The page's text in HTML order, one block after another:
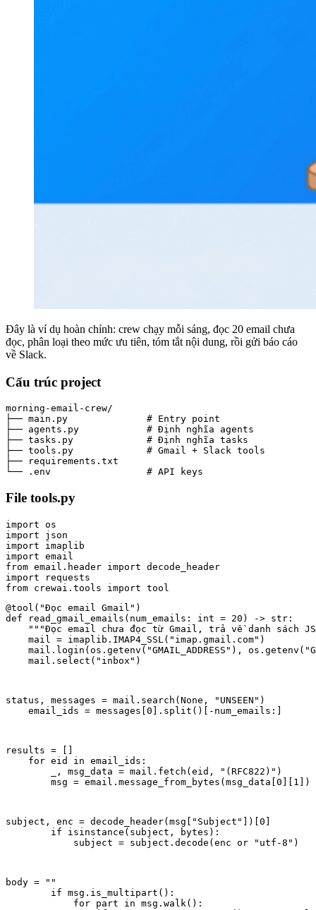
Đây là ví dụ hoàn chỉnh: crew chạy mỗi sáng, đọc 20 email chưa
đọc, phân loại theo mức ưu tiên, tóm tắt nội dung, rồi gửi báo cáo
về Slack.
Cấu trúc project
morning-email-crew/
├── main.py              # Entry point
├── agents.py            # Định nghĩa agents
├── tasks.py             # Định nghĩa tasks
├── tools.py             # Gmail + Slack tools
├── requirements.txt
└── .env                 # API keys
File tools.py
import os
import json
import imaplib
import email
from email.header import decode_header
import requests
@tool("Đọc email Gmail")
def read_gmail_emails(num_emails: int = 20) -> str:
"""Đọc email chưa đọc từ Gmail, trả về danh sách
    mail = imaplib.IMAP4_SSL("imap.gmail.com")
mail.login(os.getenv("GMAIL_ADDRESS"),
    mail.select("inbox")
status, messages = mail.search(None, "UNSEEN")
    email_ids = messages[0].split()[-num_emails:]
results = []
    for eid in email_ids:
        _, msg_data = mail.fetch(eid, "(RFC822)")
        msg = email.message_from_bytes(msg_data[0][1])
subject, enc = decode_header(msg["Subject"])[0]
        if isinstance(subject, bytes):
            subject = subject.decode(enc or "utf-8")
body = ""
        if msg.is_multipart():
            for part in msg.walk():